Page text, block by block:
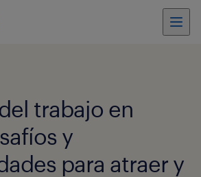
trabajo en
y
para atraer y